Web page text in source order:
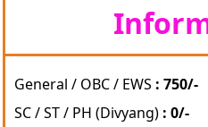
General / OBC / EWS : 750/-
SC / ST / PH (Divyang) : 0/-